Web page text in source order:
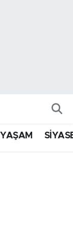
YAŞAM